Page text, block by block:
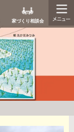
家づくり相談会